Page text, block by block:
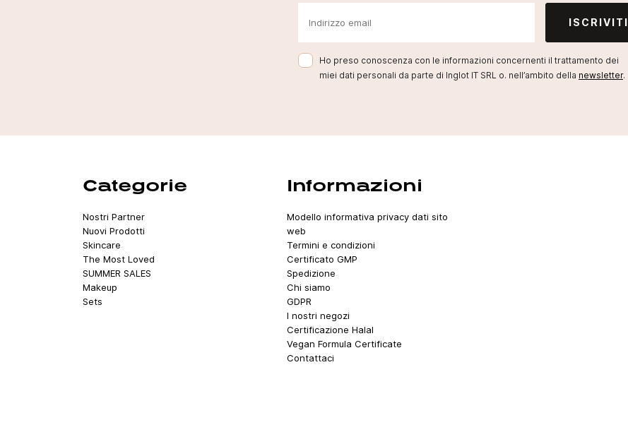
ISCRIVITI
Ho preso conoscenza con le informazioni concernenti il trattamento dei
miei dati personali da parte di Inglot IT SRL o. nell’ambito della newsletter.
Categorie
Nostri Partner
Nuovi Prodotti
Skincare
The Most Loved
SUMMER SALES
Makeup
Sets
Informazioni
Modello informativa privacy dati sito
web
Termini e condizioni
Certificato GMP
Spedizione
Chi siamo
GDPR
I nostri negozi
Certificazione Halal
Vegan Formula Certificate
Contattaci